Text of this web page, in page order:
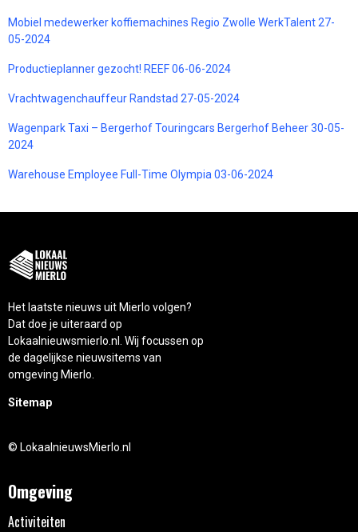
Mobiel medewerker koffiemachines Regio Zwolle WerkTalent 27-
05-2024
Productieplanner gezocht! REEF 06-06-2024
Vrachtwagenchauffeur Randstad 27-05-2024
Wagenpark Taxi – Bergerhof Touringcars Bergerhof Beheer 30-05-
2024
Warehouse Employee Full-Time Olympia 03-06-2024
Het laatste nieuws uit Mierlo volgen?
Dat doe je uiteraard op
Lokaalnieuwsmierlo.nl. Wij focussen op
de dagelijkse nieuwsitems van
omgeving Mierlo.
Sitemap
© LokaalnieuwsMierlo.nl
Omgeving
Activiteiten